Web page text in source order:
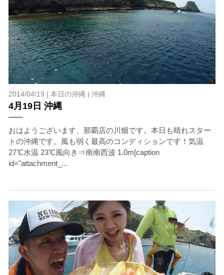
2014/04/19 | 本日の沖縄 | 沖縄
4月19日 沖縄
おはようございます、那覇店の川畑です。本日も晴れスター
トの沖縄です。風も弱く最高のコンディションです！気温
27℃水温 23℃風向き⇒南南西波 1.0m[caption
id="attachment_...